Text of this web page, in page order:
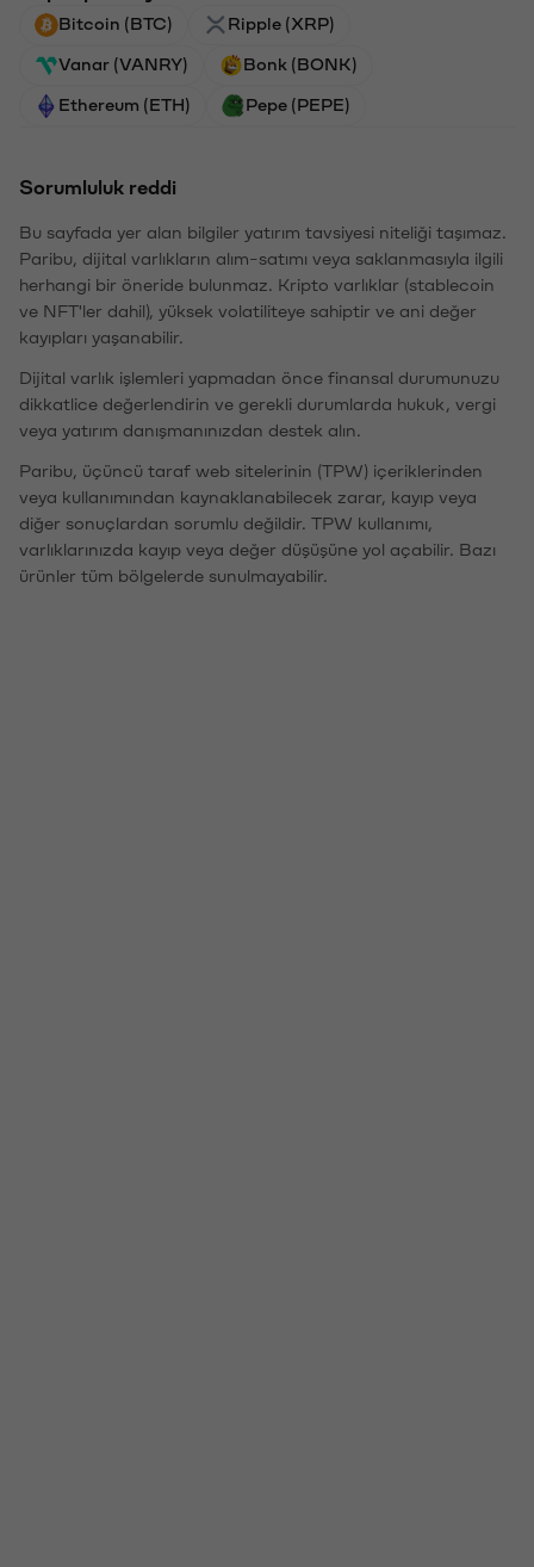
Bitcoin (BTC) Ripple (XRP)
Vanar (VANRY) Bonk (BONK)
Ethereum (ETH) Pepe (PEPE)
Sorumluluk reddi
Bu sayfada yer alan bilgiler yatırım tavsiyesi niteliği taşımaz.
Paribu, dijital varlıkların alım-satımı veya saklanmasıyla ilgili
herhangi bir öneride bulunmaz. Kripto varlıklar (stablecoin
ve NFT'ler dahil), yüksek volatiliteye sahiptir ve ani değer
kayıpları yaşanabilir.
Dijital varlık işlemleri yapmadan önce finansal durumunuzu
dikkatlice değerlendirin ve gerekli durumlarda hukuk, vergi
veya yatırım danışmanınızdan destek alın.
Paribu, üçüncü taraf web sitelerinin (TPW) içeriklerinden
veya kullanımından kaynaklanabilecek zarar, kayıp veya
diğer sonuçlardan sorumlu değildir. TPW kullanımı,
varlıklarınızda kayıp veya değer düşüşüne yol açabilir. Bazı
ürünler tüm bölgelerde sunulmayabilir.